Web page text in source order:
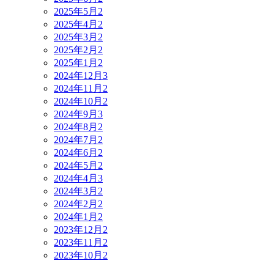
2025年5月 2
2025年4月 2
2025年3月 2
2025年2月 2
2025年1月 2
2024年12月 3
2024年11月 2
2024年10月 2
2024年9月 3
2024年8月 2
2024年7月 2
2024年6月 2
2024年5月 2
2024年4月 3
2024年3月 2
2024年2月 2
2024年1月 2
2023年12月 2
2023年11月 2
2023年10月 2